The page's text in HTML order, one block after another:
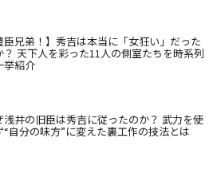
臣兄弟！】秀吉は本当に「女狂い」だった
？ 天下人を彩った11人の側室たちを時系列
挙紹介
浅井の旧臣は秀吉に従ったのか？ 武力を使
“自分の味方”に変えた裏工作の技法とは